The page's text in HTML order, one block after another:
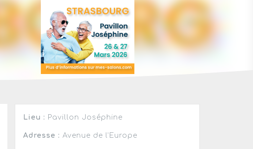
Lieu : Pavillon Joséphine
Adresse : Avenue de l’Europe